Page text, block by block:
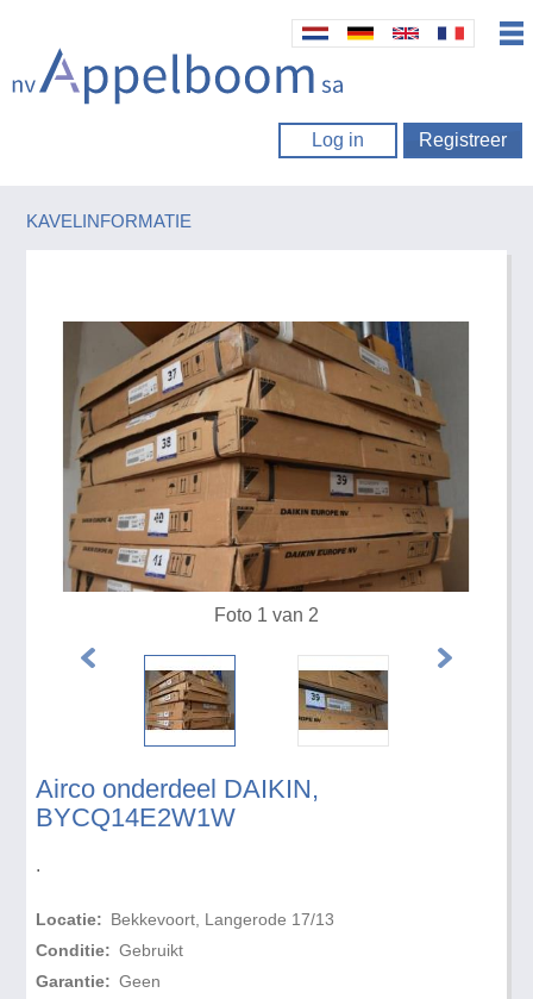
Log in Registreer
KAVELINFORMATIE
Airco onderdeel DAIKIN,
BYCQ14E2W1W
.
Locatie: Bekkevoort, Langerode 17/13
Conditie: Gebruikt
Garantie: Geen
Foto 1 van 2